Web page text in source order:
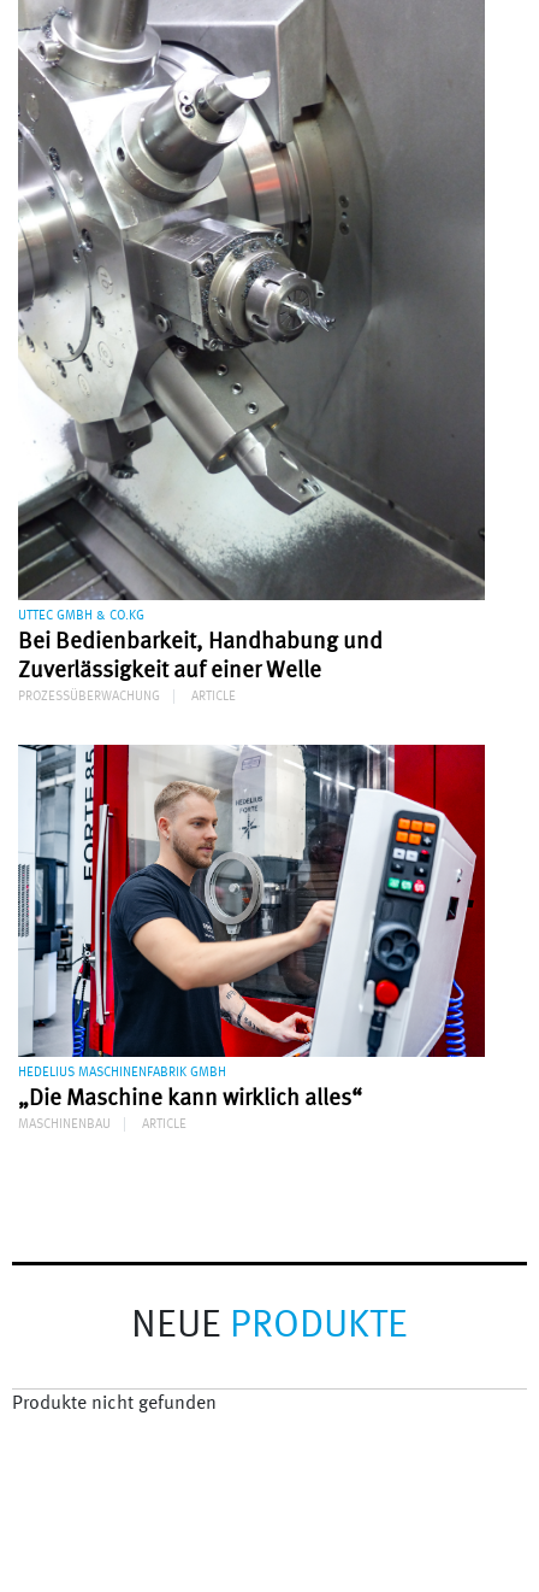
UTTEC GMBH & CO.KG
Bei Bedienbarkeit, Handhabung und
Zuverlässigkeit auf einer Welle
PROZESSÜBERWACHUNG ARTICLE
HEDELIUS MASCHINENFABRIK GMBH
„Die Maschine kann wirklich alles“
MASCHINENBAU ARTICLE
NEUE PRODUKTE
Produkte nicht gefunden